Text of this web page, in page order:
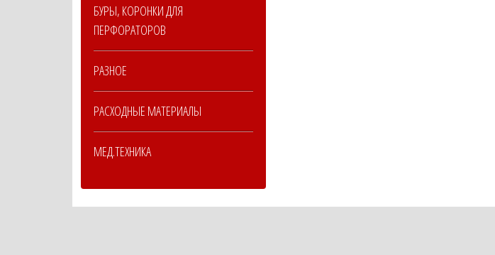
БУРЫ, КОРОНКИ ДЛЯ
ПЕРФОРАТОРОВ
РАЗНОЕ
РАСХОДНЫЕ МАТЕРИАЛЫ
МЕД.ТЕХНИКА